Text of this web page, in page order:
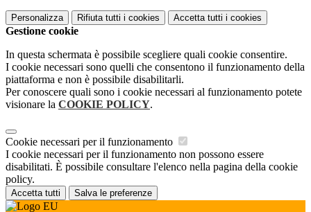
Personalizza Rifiuta tutti i cookies Accetta tutti i cookies
Gestione cookie
In questa schermata è possibile scegliere quali cookie consentire.
I cookie necessari sono quelli che consentono il funzionamento della
piattaforma e non è possibile disabilitarli.
Per conoscere quali sono i cookie necessari al funzionamento potete
visionare la COOKIE POLICY.
Cookie necessari per il funzionamento
I cookie necessari per il funzionamento non possono essere
disabilitati. È possibile consultare l'elenco nella pagina della cookie
policy.
Accetta tutti Salva le preferenze